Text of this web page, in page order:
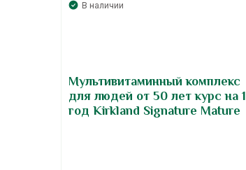
В наличии
Мультивитаминный комплекс
для людей от 50 лет курс на 1
год Kirkland Signature Mature